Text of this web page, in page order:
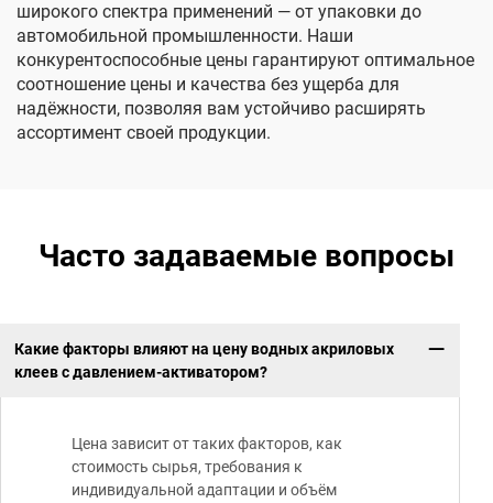
широкого спектра применений — от упаковки до
автомобильной промышленности. Наши
конкурентоспособные цены гарантируют оптимальное
соотношение цены и качества без ущерба для
надёжности, позволяя вам устойчиво расширять
ассортимент своей продукции.
Часто задаваемые вопросы
Какие факторы влияют на цену водных акриловых
клеев с давлением-активатором?
Цена зависит от таких факторов, как
стоимость сырья, требования к
индивидуальной адаптации и объём